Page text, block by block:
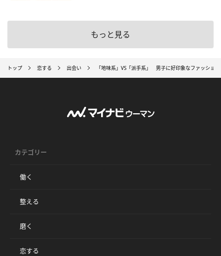
もっと見る
トップ 恋する 出会い 「地味系」VS「派手系」 男子に好印象なファッシ
カテゴリー
働く
整える
磨く
恋する